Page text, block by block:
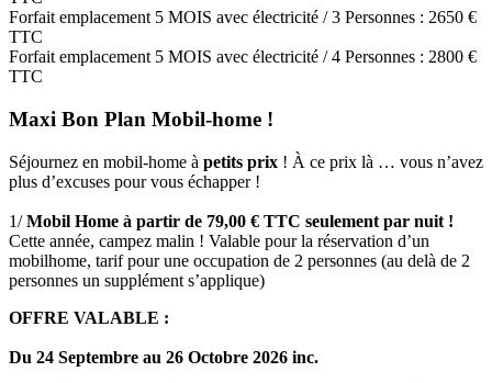
Forfait emplacement 5 MOIS avec électricité / 3 Personnes : 2650 €
TTC
Forfait emplacement 5 MOIS avec électricité / 4 Personnes : 2800 €
TTC
Maxi Bon Plan Mobil-home !
Séjournez en mobil-home à petits prix ! À ce prix là … vous n’avez
plus d’excuses pour vous échapper !
1/Mobil Home à partir de 79,00 € TTC seulement par nuit !
Cette année, campez malin ! Valable pour la réservation d’un
mobilhome, tarif pour une occupation de 2 personnes (au delà de 2
personnes un supplément s’applique)
OFFRE VALABLE :
Du 24 Septembre au 26 Octobre 2026 inc.